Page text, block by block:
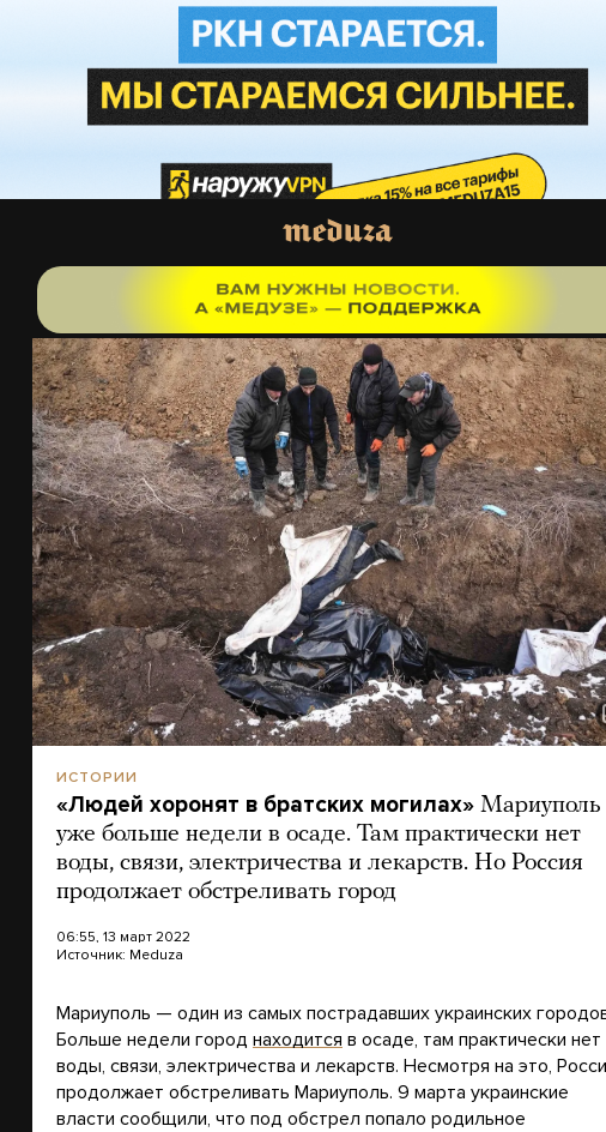
ИСТОРИИ
«Людей хоронят в братских могилах» Мариуполь
уже больше недели в осаде. Там практически нет
воды, связи, электричества и лекарств. Но Россия
продолжает обстреливать город
06:55, 13 март 2022
Источник: Meduza
Мариуполь — один из самых пострадавших украинских
Больше недели город находится в осаде, там практически нет
воды, связи, электричества и лекарств. Несмотря на это,
продолжает обстреливать Мариуполь. 9 марта украинские
власти сообщили, что под обстрел попало родильное